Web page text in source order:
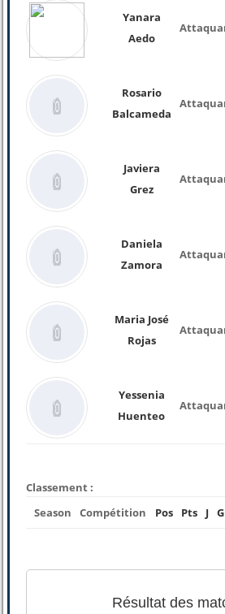
Yanara
Aedo
Rosario
Balcameda
Javiera
Grez
Daniela
Zamora
Maria José
Rojas
Yessenia
Huenteo
Classement :
Season
Compétition Pos Pts J G
Résultat des